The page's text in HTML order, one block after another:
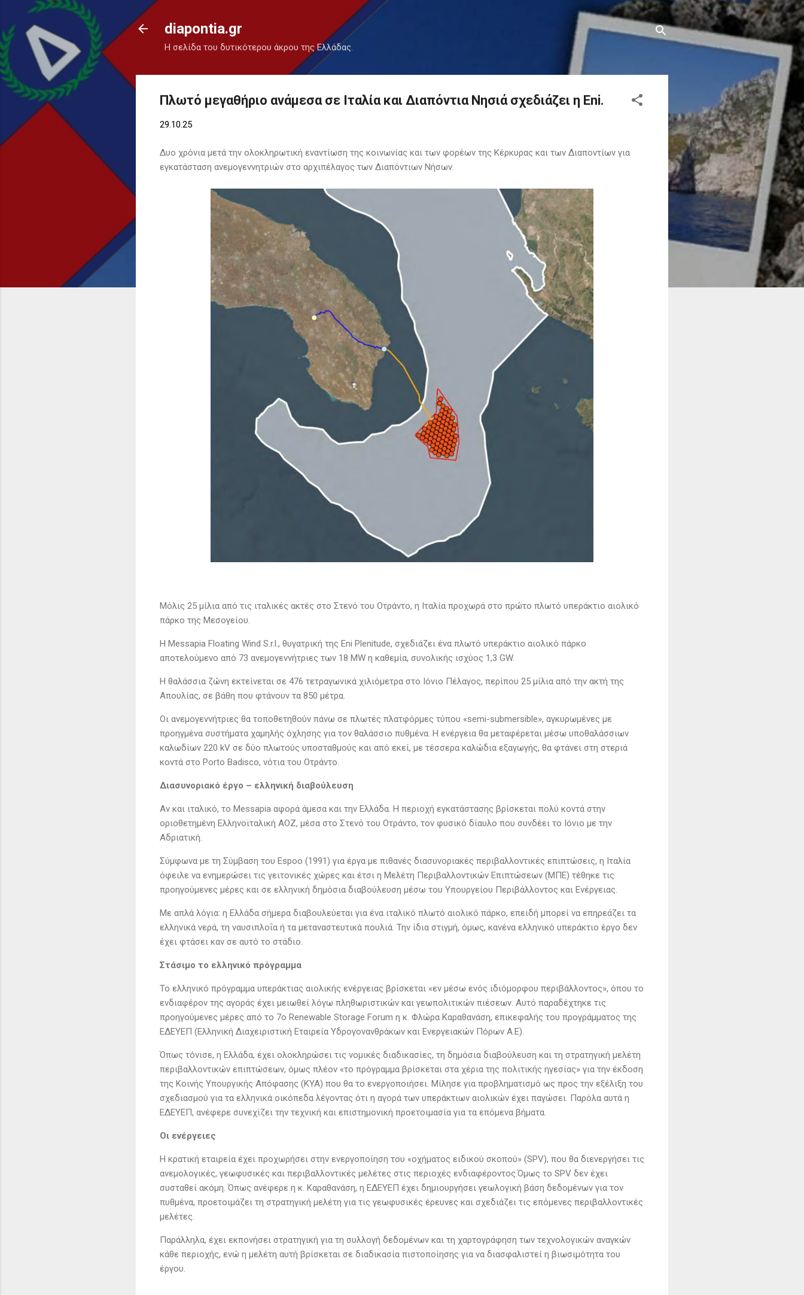
Μετάβαση στο κύριο περιεχόμενο
diapontia.gr
Η σελίδα του δυτικότερου άκρου της Ελλάδας.
Πλωτό μεγαθήριο ανάμεσα σε Ιταλία και Διαπόντια Νησιά σχεδιάζει η Eni.
29.10.25
Δυο χρόνια μετά την ολοκληρωτική εναντίωση της κοινωνίας και των φορέων της Κέρκυρας και των Διαποντίων για
εγκατάσταση ανεμογεννητριών στο αρχιπέλαγος των Διαπόντιων Νήσων.
Μόλις 25 μίλια από τις ιταλικές ακτές στο Στενό του Οτράντο, η Ιταλία προχωρά στο πρώτο πλωτό υπεράκτιο αιολικό
πάρκο της Μεσογείου.
Η Messapia Floating Wind S.r.l., θυγατρική της Eni Plenitude, σχεδιάζει ένα πλωτό υπεράκτιο αιολικό πάρκο
αποτελούμενο από 73 ανεμογεννήτριες των 18 MW η καθεμία, συνολικής ισχύος 1,3 GW.
Η θαλάσσια ζώνη εκτείνεται σε 476 τετραγωνικά χιλιόμετρα στο Ιόνιο Πέλαγος, περίπου 25 μίλια από την ακτή της
Απουλίας, σε βάθη που φτάνουν τα 850 μέτρα.
Οι ανεμογεννήτριες θα τοποθετηθούν πάνω σε πλωτές πλατφόρμες τύπου «semi-submersible», αγκυρωμένες με
προηγμένα συστήματα χαμηλής όχλησης για τον θαλάσσιο πυθμένα. Η ενέργεια θα μεταφέρεται μέσω υποθαλάσσιων
καλωδίων 220 kV σε δύο πλωτούς υποσταθμούς και από εκεί, με τέσσερα καλώδια εξαγωγής, θα φτάνει στη στεριά
κοντά στο Porto Badisco, νότια του Οτράντο.
Διασυνοριακό έργο – ελληνική διαβούλευση
Αν και ιταλικό, το Messapia αφορά άμεσα και την Ελλάδα. Η περιοχή εγκατάστασης βρίσκεται πολύ κοντά στην
οριοθετημένη Ελληνοϊταλική ΑΟΖ, μέσα στο Στενό του Οτράντο, τον φυσικό δίαυλο που συνδέει το Ιόνιο με την
Αδριατική.
Σύμφωνα με τη Σύμβαση του Espoo (1991) για έργα με πιθανές διασυνοριακές περιβαλλοντικές επιπτώσεις, η Ιταλία
όφειλε να ενημερώσει τις γειτονικές χώρες και έτσι η Μελέτη Περιβαλλοντικών Επιπτώσεων (ΜΠΕ) τέθηκε τις
προηγούμενες μέρες και σε ελληνική δημόσια διαβούλευση μέσω του Υπουργείου Περιβάλλοντος και Ενέργειας.
Με απλά λόγια: η Ελλάδα σήμερα διαβουλεύεται για ένα ιταλικό πλωτό αιολικό πάρκο, επειδή μπορεί να επηρεάζει τα
ελληνικά νερά, τη ναυσιπλοΐα ή τα μεταναστευτικά πουλιά. Την ίδια στιγμή, όμως, κανένα ελληνικό υπεράκτιο έργο δεν
έχει φτάσει καν σε αυτό το στάδιο.
Στάσιμο το ελληνικό πρόγραμμα
Το ελληνικό πρόγραμμα υπεράκτιας αιολικής ενέργειας βρίσκεται «εν μέσω ενός ιδιόμορφου περιβάλλοντος», όπου το
ενδιαφέρον της αγοράς έχει μειωθεί λόγω πληθωριστικών και γεωπολιτικών πιέσεων. Αυτό παραδέχτηκε τις
προηγούμενες μέρες από το 7ο Renewable Storage Forum η κ. Φλώρα Καραθανάση, επικεφαλής του προγράμματος της
ΕΔΕΥΕΠ (Ελληνική Διαχειριστική Εταιρεία Υδρογονανθράκων και Ενεργειακών Πόρων Α.Ε).
Όπως τόνισε, η Ελλάδα, έχει ολοκληρώσει τις νομικές διαδικασίες, τη δημόσια διαβούλευση και τη στρατηγική μελέτη
περιβαλλοντικών επιπτώσεων, όμως πλέον «το πρόγραμμα βρίσκεται στα χέρια της πολιτικής ηγεσίας» για την έκδοση
της Κοινής Υπουργικής Απόφασης (ΚΥΑ) που θα το ενεργοποιήσει. Μίλησε για προβληματισμό ως προς την εξέλιξη του
σχεδιασμού για τα ελληνικά οικόπεδα λέγοντας ότι η αγορά των υπεράκτιων αιολικών έχει παγώσει. Παρόλα αυτά η
ΕΔΕΥΕΠ, ανέφερε συνεχίζει την τεχνική και επιστημονική προετοιμασία για τα επόμενα βήματα.
Οι ενέργειες
Η κρατική εταιρεία έχει προχωρήσει στην ενεργοποίηση του «οχήματος ειδικού σκοπού» (SPV), που θα διενεργήσει τις
ανεμολογικές, γεωφυσικές και περιβαλλοντικές μελέτες στις περιοχές ενδιαφέροντος.Όμως το SPV δεν έχει
συσταθεί ακόμη. Όπως ανέφερε η κ. Καραθανάση, η ΕΔΕΥΕΠ έχει δημιουργήσει γεωλογική βάση δεδομένων για τον
πυθμένα, προετοιμάζει τη στρατηγική μελέτη για τις γεωφυσικές έρευνες και σχεδιάζει τις επόμενες περιβαλλοντικές
μελέτες.
Παράλληλα, έχει εκπονήσει στρατηγική για τη συλλογή δεδομένων και τη χαρτογράφηση των τεχνολογικών αναγκών
κάθε περιοχής, ενώ η μελέτη αυτή βρίσκεται σε διαδικασία πιστοποίησης για να διασφαλιστεί η βιωσιμότητα του
έργου.